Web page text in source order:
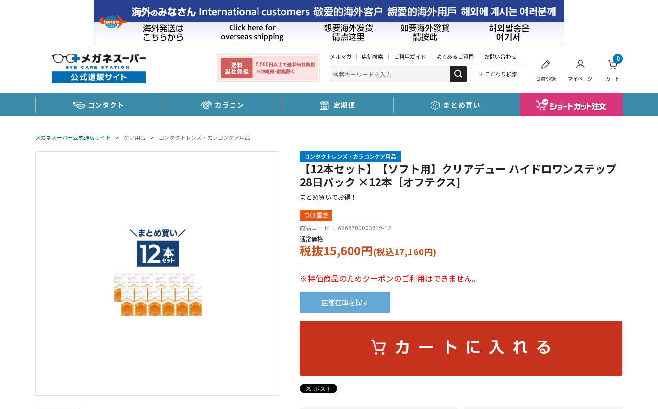
メルマガ 店舗検索 ご利用ガイド よくあるご質問 お問い合わせ
こだわり検索
会員登録 マイページ カート
0
コンタクト カラコン 定期便 まとめ買い
メガネスーパー公式通販サイト > ケア用品 > コンタクトレンズ・カラコンケア用品
コンタクトレンズ・カラコンケア用品
【12本セット】【ソフト用】クリアデュー ハイドロワンステップ
28日パック ×12本［オフテクス]
まとめ買いでお得！
商品コード ： 6266700003619-12
通常価格
税抜15,600円(税込17,160円)
※特価商品のためクーポンのご利用はできません。
店舗在庫を探す